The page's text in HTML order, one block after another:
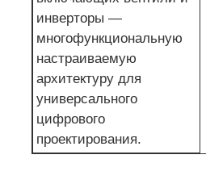
инверторы —
многофункциональную
настраиваемую
архитектуру для
универсального
цифрового
проектирования.